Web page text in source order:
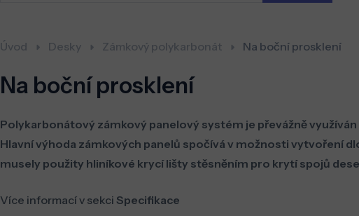
Úvod Desky Zámkový polykarbonát Na boční prosklení
Na boční prosklení
Polykarbonátový zámkový panelový systém je převážně
Hlavní výhoda zámkových panelů spočívá v možnosti vytvoření
musely použity hliníkové krycí lišty stěsněním pro krytí spojů
Více informací v sekci Specifikace